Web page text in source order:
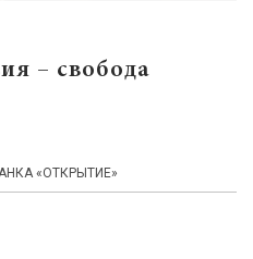
– свобода
«ОТКРЫТИЕ»